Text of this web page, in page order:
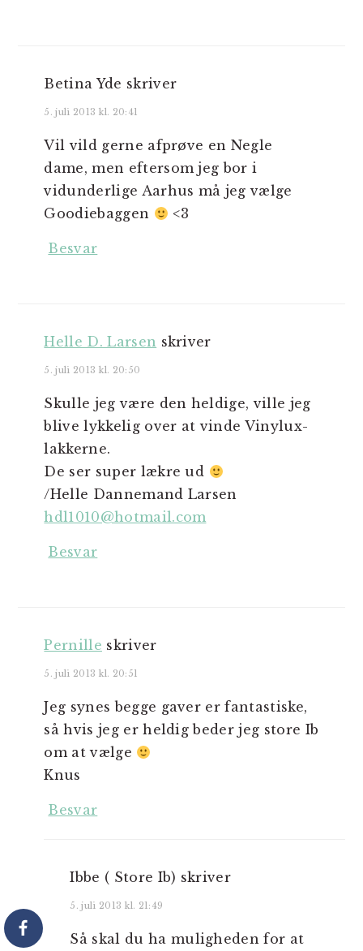
Betina Yde skriver
5. juli 2013 kl. 20:41
Vil vild gerne afprøve en Negle
dame, men eftersom jeg bor i
vidunderlige Aarhus må jeg vælge
Goodiebaggen
<3
Besvar
Helle D. Larsen skriver
5. juli 2013 kl. 20:50
Skulle jeg være den heldige, ville jeg
blive lykkelig over at vinde Vinylux-
lakkerne.
De ser super lækre ud
/Helle Dannemand Larsen
hdl1010@hotmail.com
Besvar
Pernille skriver
5. juli 2013 kl. 20:51
Jeg synes begge gaver er fantastiske,
så hvis jeg er heldig beder jeg store Ib
om at vælge
Knus
Besvar
Ibbe ( Store Ib) skriver
5. juli 2013 kl. 21:49
Så skal du ha muligheden for at